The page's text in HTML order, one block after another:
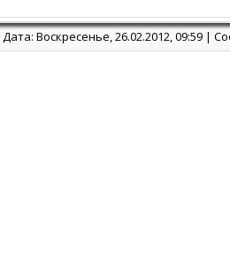
Дата: Воскресенье, 26.02.2012, 09:59 |